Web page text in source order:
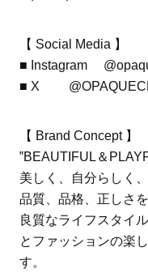
【 Social Media 】
■ Instagram
■ X
【 Brand Concept 】
‟BEAUTIFUL＆
美しく、自分らしく
品質、品格、正しさ
良質なライフスタイル
とファッションの楽
す。